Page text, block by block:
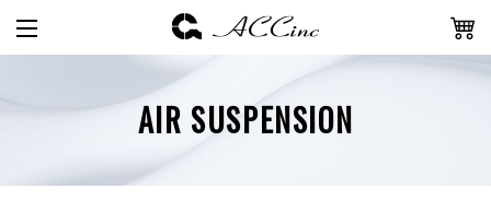
AIR SUSPENSION